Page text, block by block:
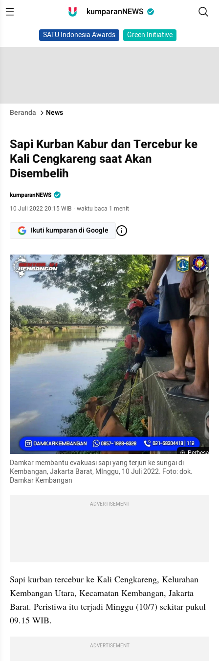
kumparanNEWS
SATU Indonesia Awards Green Initiative
Beranda News
Sapi Kurban Kabur dan Tercebur ke
Kali Cengkareng saat Akan
Disembelih
kumparanNEWS
10 Juli 2022 20:15 WIB · waktu baca 1 menit
Ikuti kumparan di Google
Perbesar
Damkar membantu evakuasi sapi yang terjun ke sungai di
Kembangan, Jakarta Barat, MInggu, 10 Juli 2022. Foto: dok.
Damkar Kembangan
ADVERTISEMENT
Sapi kurban tercebur ke Kali Cengkareng, Kelurahan
Kembangan Utara, Kecamatan Kembangan, Jakarta
Barat. Peristiwa itu terjadi Minggu (10/7) sekitar pukul
09.15 WIB.
ADVERTISEMENT